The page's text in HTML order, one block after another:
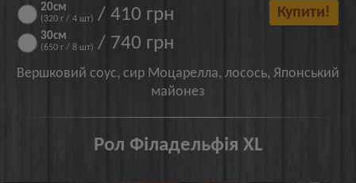
20см
(320 г / 4 шт) / 410 грн
30см
(650 г / 8 шт) / 740 грн
Купити!
Вершковий соус, сир Моцарелла, лосось, Японський
майонез
Рол Філадельфія XL